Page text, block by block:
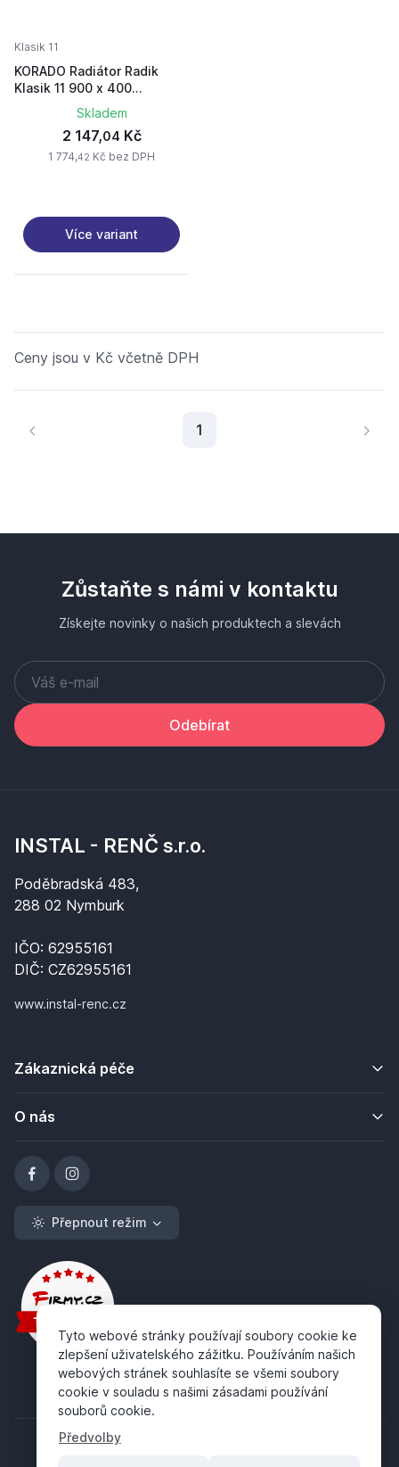
Klasik 11
KORADO Radiátor Radik
Klasik 11 900 x 400
11090040-50-0010
Skladem
2 147,04 Kč
1 774,42 Kč bez DPH
Více variant
Ceny jsou v Kč včetně DPH
1
Zůstaňte s námi v kontaktu
Získejte novinky o našich produktech a slevách
Odebírat
INSTAL - RENČ s.r.o.
Poděbradská 483,
288 02 Nymburk
IČO: 62955161
DIČ: CZ62955161
www.instal-renc.cz
Zákaznická péče
O nás
Přepnout režim
Tyto webové stránky používají soubory cookie ke
zlepšení uživatelského zážitku. Používáním našich
webových stránek souhlasíte se všemi soubory
cookie v souladu s našimi zásadami používání
souborů cookie.
Předvolby